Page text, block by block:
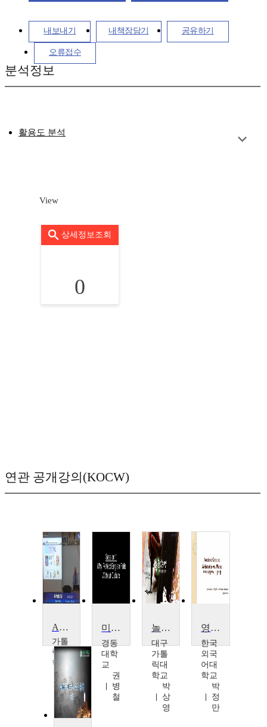
내보내기 내책장담기 공유하기
오류접수
분석정보
활용도 분석
View
상세정보조회
0
연관 공개강의(KOCW)
American History
가톨
릭대
학교
베
네
딕
트
드
미국 문화로 배우는 영어: American Mosaic
경동
대학
교
권
병
철
놀멍쉬멍:문학속 물(物)탐방
대구
가톨
릭대
학교
박
상
영
영미문학입문
한국
외국
어대
학교
박
정
만